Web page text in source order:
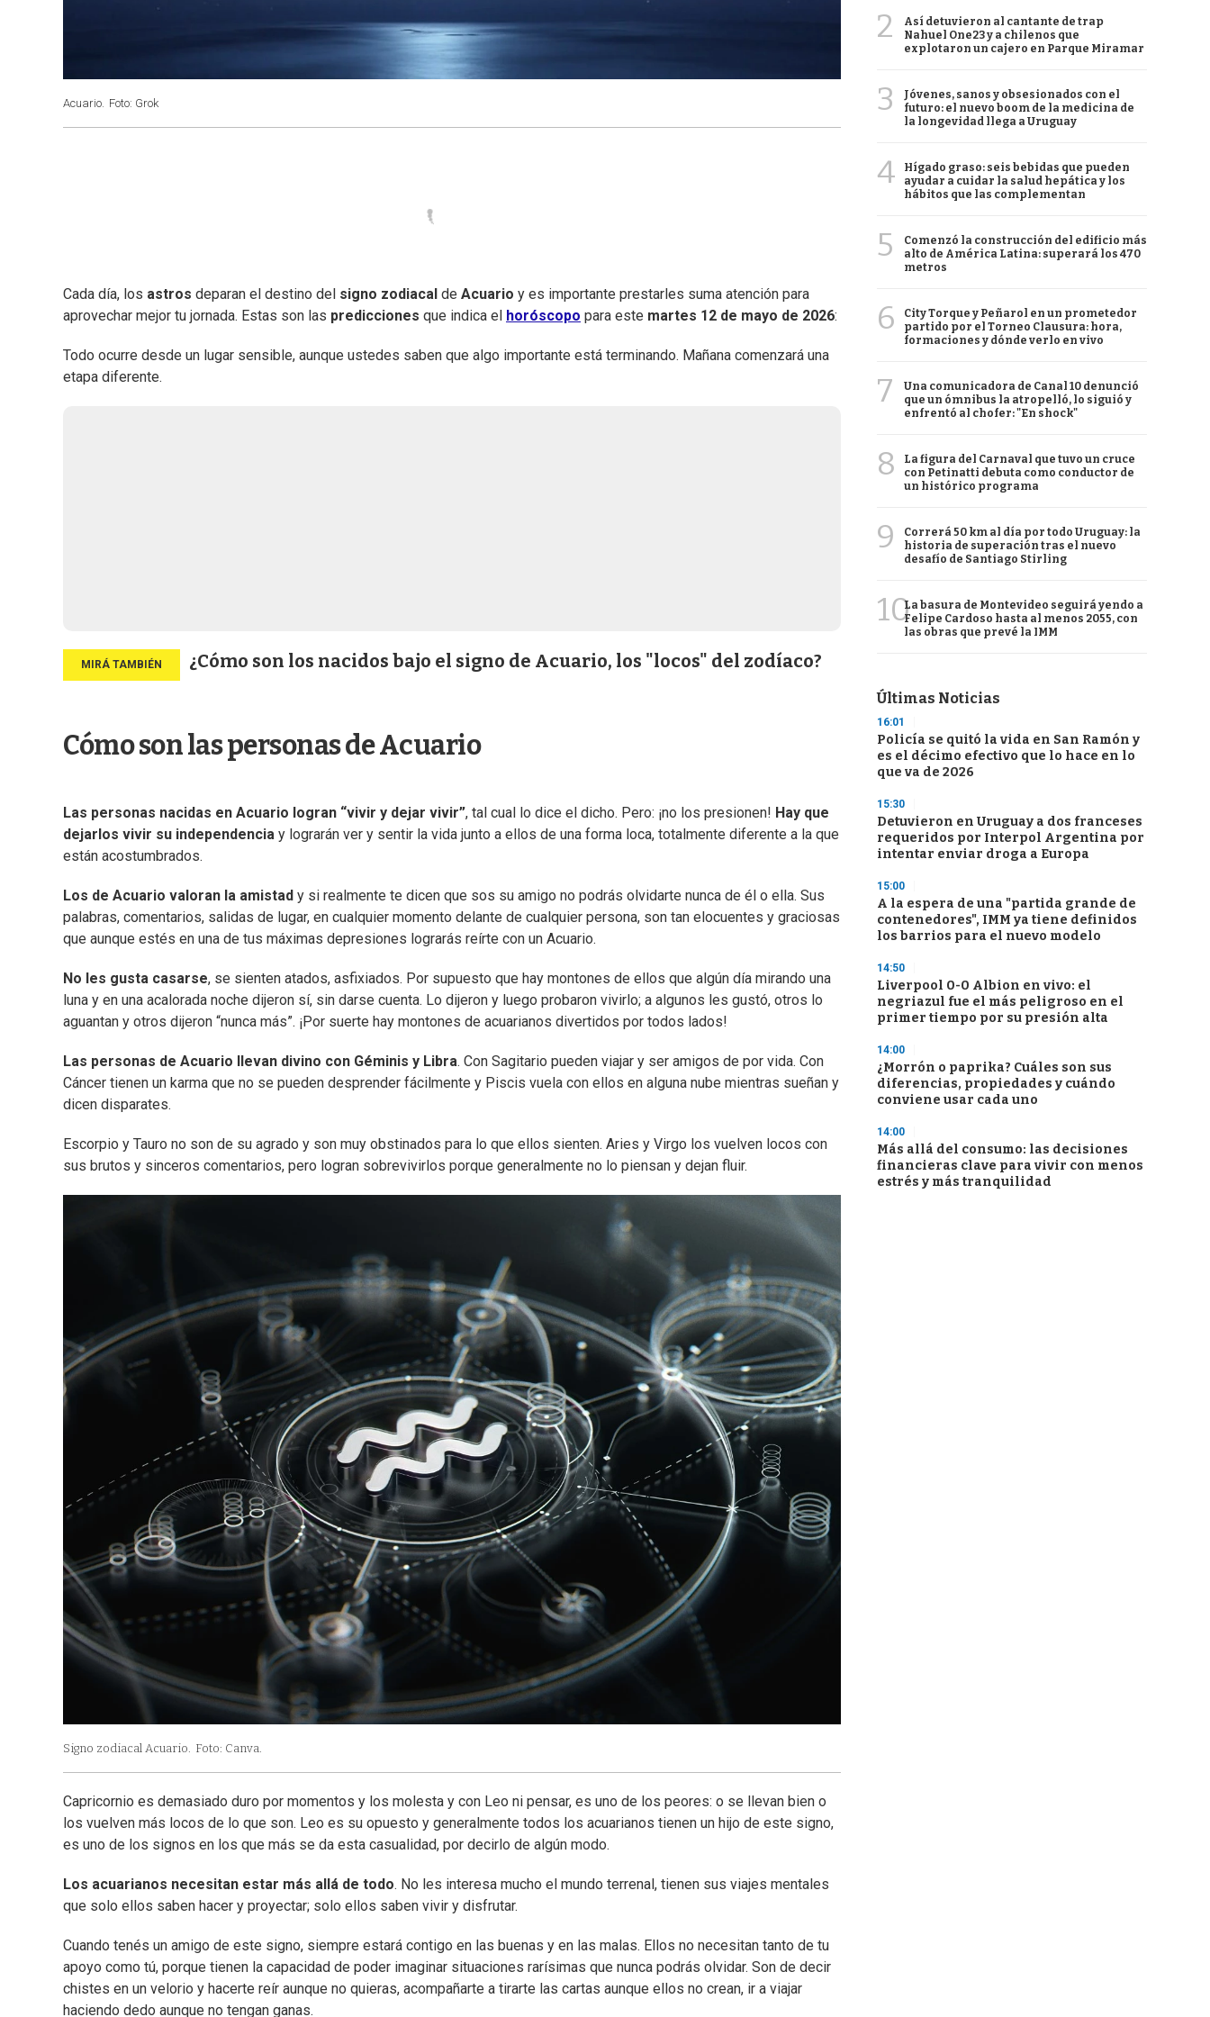
Acuario. Foto: Grok
Cada día, los astros deparan el destino del signo zodiacal de Acuario y es importante prestarles suma atención para
aprovechar mejor tu jornada. Estas son las predicciones que indica el horóscopo para este martes 12 de mayo de 2026:
Todo ocurre desde un lugar sensible, aunque ustedes saben que algo importante está terminando. Mañana comenzará una
etapa diferente.
¿Cómo son los nacidos bajo el signo de Acuario, los "locos" del zodíaco?
Cómo son las personas de Acuario
Las personas nacidas en Acuario logran “vivir y dejar vivir”, tal cual lo dice el dicho. Pero: ¡no los presionen! Hay que
dejarlos vivir su independencia y lograrán ver y sentir la vida junto a ellos de una forma loca, totalmente diferente a la que
están acostumbrados.
Los de Acuario valoran la amistad y si realmente te dicen que sos su amigo no podrás olvidarte nunca de él o ella. Sus
palabras, comentarios, salidas de lugar, en cualquier momento delante de cualquier persona, son tan elocuentes y graciosas
que aunque estés en una de tus máximas depresiones lograrás reírte con un Acuario.
No les gusta casarse, se sienten atados, asfixiados. Por supuesto que hay montones de ellos que algún día mirando una
luna y en una acalorada noche dijeron sí, sin darse cuenta. Lo dijeron y luego probaron vivirlo; a algunos les gustó, otros lo
aguantan y otros dijeron “nunca más”. ¡Por suerte hay montones de acuarianos divertidos por todos lados!
Las personas de Acuario llevan divino con Géminis y Libra. Con Sagitario pueden viajar y ser amigos de por vida. Con
Cáncer tienen un karma que no se pueden desprender fácilmente y Piscis vuela con ellos en alguna nube mientras sueñan y
dicen disparates.
Escorpio y Tauro no son de su agrado y son muy obstinados para lo que ellos sienten. Aries y Virgo los vuelven locos con
sus brutos y sinceros comentarios, pero logran sobrevivirlos porque generalmente no lo piensan y dejan fluir.
Signo zodiacal Acuario. Foto: Canva.
Capricornio es demasiado duro por momentos y los molesta y con Leo ni pensar, es uno de los peores: o se llevan bien o
los vuelven más locos de lo que son. Leo es su opuesto y generalmente todos los acuarianos tienen un hijo de este signo,
es uno de los signos en los que más se da esta casualidad, por decirlo de algún modo.
Los acuarianos necesitan estar más allá de todo. No les interesa mucho el mundo terrenal, tienen sus viajes mentales
que solo ellos saben hacer y proyectar; solo ellos saben vivir y disfrutar.
Cuando tenés un amigo de este signo, siempre estará contigo en las buenas y en las malas. Ellos no necesitan tanto de tu
apoyo como tú, porque tienen la capacidad de poder imaginar situaciones rarísimas que nunca podrás olvidar. Son de decir
chistes en un velorio y hacerte reír aunque no quieras, acompañarte a tirarte las cartas aunque ellos no crean, ir a viajar
haciendo dedo aunque no tengan ganas.
2
Así detuvieron al cantante de trap
Nahuel One23 y a chilenos que
explotaron un cajero en Parque Miramar
3
Jóvenes, sanos y obsesionados con el
futuro: el nuevo boom de la medicina de
la longevidad llega a Uruguay
4
Hígado graso: seis bebidas que pueden
ayudar a cuidar la salud hepática y los
hábitos que las complementan
5
Comenzó la construcción del edificio más
alto de América Latina: superará los 470
metros
6
City Torque y Peñarol en un prometedor
partido por el Torneo Clausura: hora,
formaciones y dónde verlo en vivo
7
Una comunicadora de Canal 10 denunció
que un ómnibus la atropelló, lo siguió y
enfrentó al chofer: "En shock"
8
La figura del Carnaval que tuvo un cruce
con Petinatti debuta como conductor de
un histórico programa
9
Correrá 50 km al día por todo Uruguay: la
historia de superación tras el nuevo
desafío de Santiago Stirling
10La basura de Montevideo seguirá yendo a
Felipe Cardoso hasta al menos 2055, con
las obras que prevé la IMM
Últimas Noticias
16:01
Policía se quitó la vida en San Ramón y
es el décimo efectivo que lo hace en lo
que va de 2026
15:30
Detuvieron en Uruguay a dos franceses
requeridos por Interpol Argentina por
intentar enviar droga a Europa
15:00
A la espera de una "partida grande de
contenedores", IMM ya tiene definidos
los barrios para el nuevo modelo
14:50
Liverpool 0-0 Albion en vivo: el
negriazul fue el más peligroso en el
primer tiempo por su presión alta
14:00
¿Morrón o paprika? Cuáles son sus
diferencias, propiedades y cuándo
conviene usar cada uno
14:00
Más allá del consumo: las decisiones
financieras clave para vivir con menos
estrés y más tranquilidad